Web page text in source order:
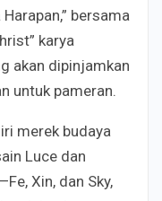
bersama
karya
akan dipinjamkan
untuk pameran.
merek budaya
Luce dan
Xin, dan Sky,